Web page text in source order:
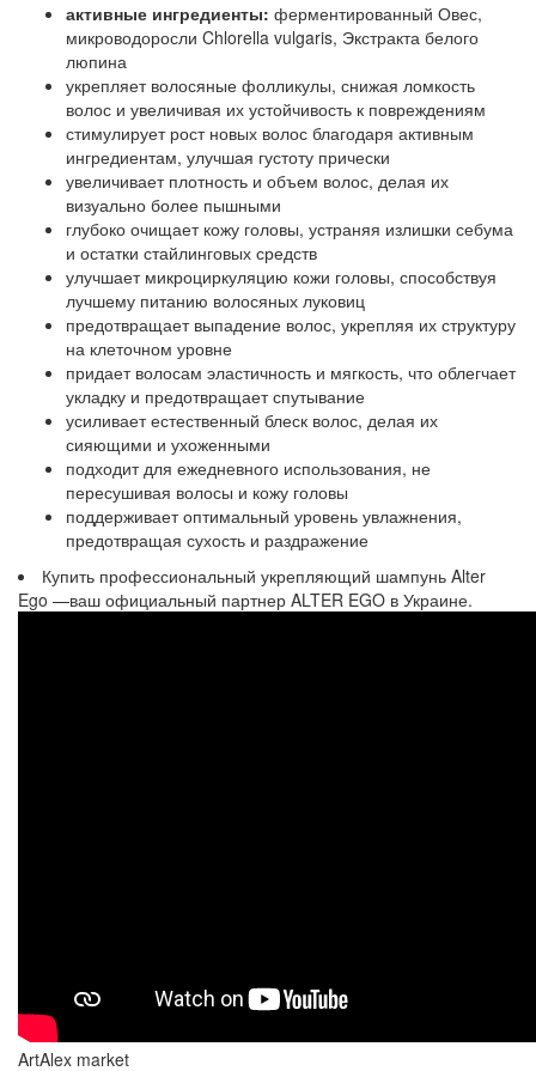
активные ингредиенты: ферментированный Овес,
микроводоросли Chlorella vulgaris, Экстракта белого
люпина
укрепляет волосяные фолликулы, снижая ломкость
волос и увеличивая их устойчивость к повреждениям
стимулирует рост новых волос благодаря активным
ингредиентам, улучшая густоту прически
увеличивает плотность и объем волос, делая их
визуально более пышными
глубоко очищает кожу головы, устраняя излишки себума
и остатки стайлинговых средств
улучшает микроциркуляцию кожи головы, способствуя
лучшему питанию волосяных луковиц
предотвращает выпадение волос, укрепляя их структуру
на клеточном уровне
придает волосам эластичность и мягкость, что облегчает
укладку и предотвращает спутывание
усиливает естественный блеск волос, делая их
сияющими и ухоженными
подходит для ежедневного использования, не
пересушивая волосы и кожу головы
поддерживает оптимальный уровень увлажнения,
предотвращая сухость и раздражение
Купить профессиональный укрепляющий шампунь Alter
Ego —ваш официальный партнер ALTER EGO в Украине.
ArtAlex market